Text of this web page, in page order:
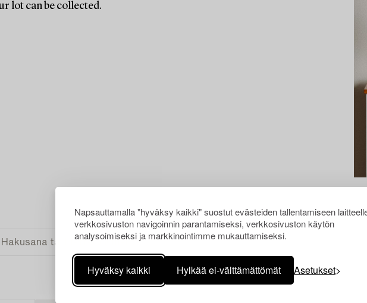
Napsauttamalla "hyväksy kaikki" suostut evästeiden tallentamiseen
verkkosivuston navigoinnin parantamiseksi, verkkosivuston käytön
analysoimiseksi ja markkinointimme mukauttamiseksi.
Hyväksy kaikki Hylkää ei-välttämättömät Asetukset
lot can be collected.